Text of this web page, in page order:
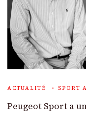
ACTUALITÉ SPORT
Peugeot Sport a